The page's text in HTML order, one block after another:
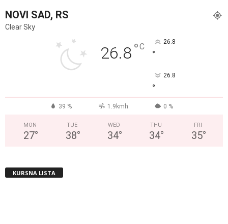
NOVI SAD, RS
Clear Sky
26.8°C 26.8
°
26.8
°
39 % 1.9kmh 0 %
MON
27°
TUE
38°
WED
34°
THU
34°
FRI
35°
KURSNA LISTA